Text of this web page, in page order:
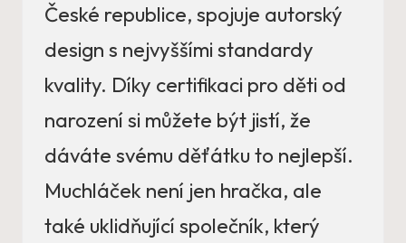
České republice, spojuje autorský
design s nejvyššími standardy
kvality. Díky certifikaci pro děti od
narození si můžete být jistí, že
dáváte svému děťátku to nejlepší.
Muchláček není jen hračka, ale
také uklidňující společník, který